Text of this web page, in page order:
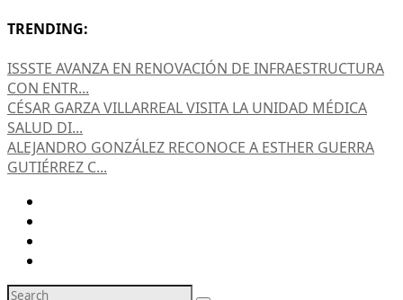
TRENDING:
ISSSTE AVANZA EN RENOVACIÓN DE INFRAESTRUCTURA
CON ENTR...
CÉSAR GARZA VILLARREAL VISITA LA UNIDAD MÉDICA
SALUD DI...
ALEJANDRO GONZÁLEZ RECONOCE A ESTHER GUERRA
GUTIÉRREZ C...